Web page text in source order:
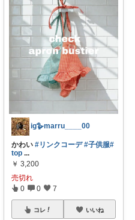
ig🪿marru____00
かわい #リンクコーデ #子供服#
top ...
￥ 3,200
売切れ
0 0 7
コレ いいね